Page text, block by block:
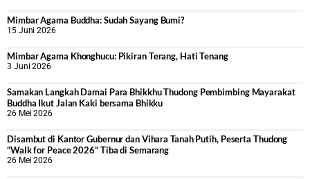
Mimbar Agama Buddha: Sudah Sayang Bumi?
15 Juni 2026
Mimbar Agama Khonghucu: Pikiran Terang, Hati Tenang
3 Juni 2026
Samakan Langkah Damai Para Bhikkhu Thudong Pembimbing Mayarakat
Buddha Ikut Jalan Kaki bersama Bhikku
26 Mei 2026
Disambut di Kantor Gubernur dan Vihara Tanah Putih, Peserta Thudong
“Walk for Peace 2026” Tiba di Semarang
26 Mei 2026